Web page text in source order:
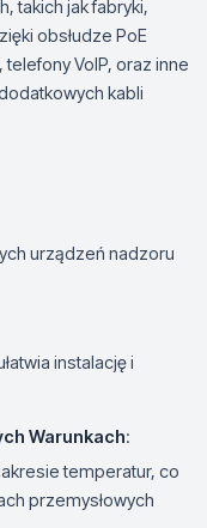
takich jak fabryki,
obsłudze PoE
VoIP, oraz inne
kabli
urządzeń nadzoru
instalację i
Warunkach:
temperatur, co
przemysłowych